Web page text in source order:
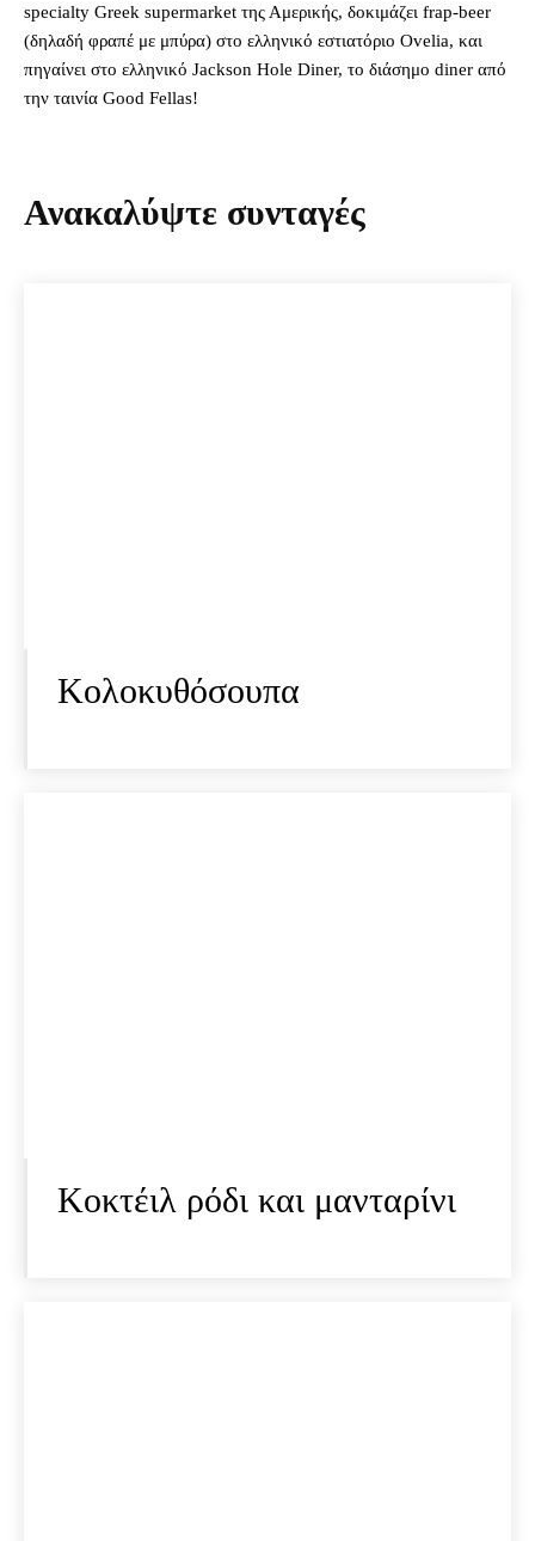
specialty Greek supermarket της Αμερικής, δοκιμάζει frap-beer
(δηλαδή φραπέ με μπύρα) στο ελληνικό εστιατόριο Ovelia, και
πηγαίνει στο ελληνικό Jackson Hole Diner, το διάσημο diner από
την ταινία Good Fellas!
Ανακαλύψτε συνταγές
Κολοκυθόσουπα
Κοκτέιλ ρόδι και μανταρίνι